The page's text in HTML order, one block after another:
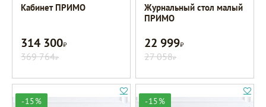
Кабинет ПРИМО
314 300Р
369 764Р
Журнальный стол малый
ПРИМО
22 999Р
27 058Р
-15% -15%